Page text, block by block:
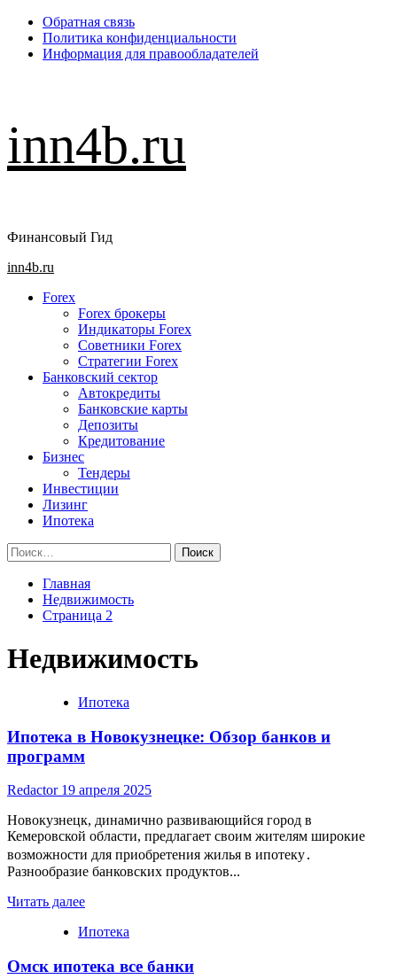
Перейти
содержимому
Обратная связь
Политика конфиденциальности
Информация для правообладателей
inn4b.ru
Финансовый Гид
Основное
inn4b.ru
Forex
Forex брокеры
Индикаторы Forex
Советники Forex
Стратегии Forex
Банковский сектор
Автокредиты
Банковские карты
Депозиты
Кредитование
Бизнес
Тендеры
Инвестиции
Лизинг
Ипотека
Найти:
Главная
Недвижимость
Страница 2
Недвижимость
Ипотека
Ипотека в Новокузнецке: Обзор банков и
программ
Redactor 19 апреля 2025
Новокузнецк, динамично развивающийся город в
Кемеровской области, предлагает своим жителям широкие
возможности для приобретения жилья в ипотеку․
Разнообразие банковских продуктов...
Читать далееRead
about
в
Ипотека
Омск ипотека все банки